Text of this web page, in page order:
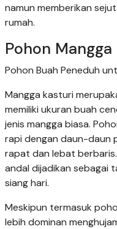
namun memberikan
rumah.
Pohon
Pohon Buah Peneduh
Mangga kasturi
memiliki ukuran buah
jenis mangga biasa.
rapi dengan daun-daun
rapat dan lebat
andal dijadikan sebagai
siang hari.
Meskipun termasuk
lebih dominan